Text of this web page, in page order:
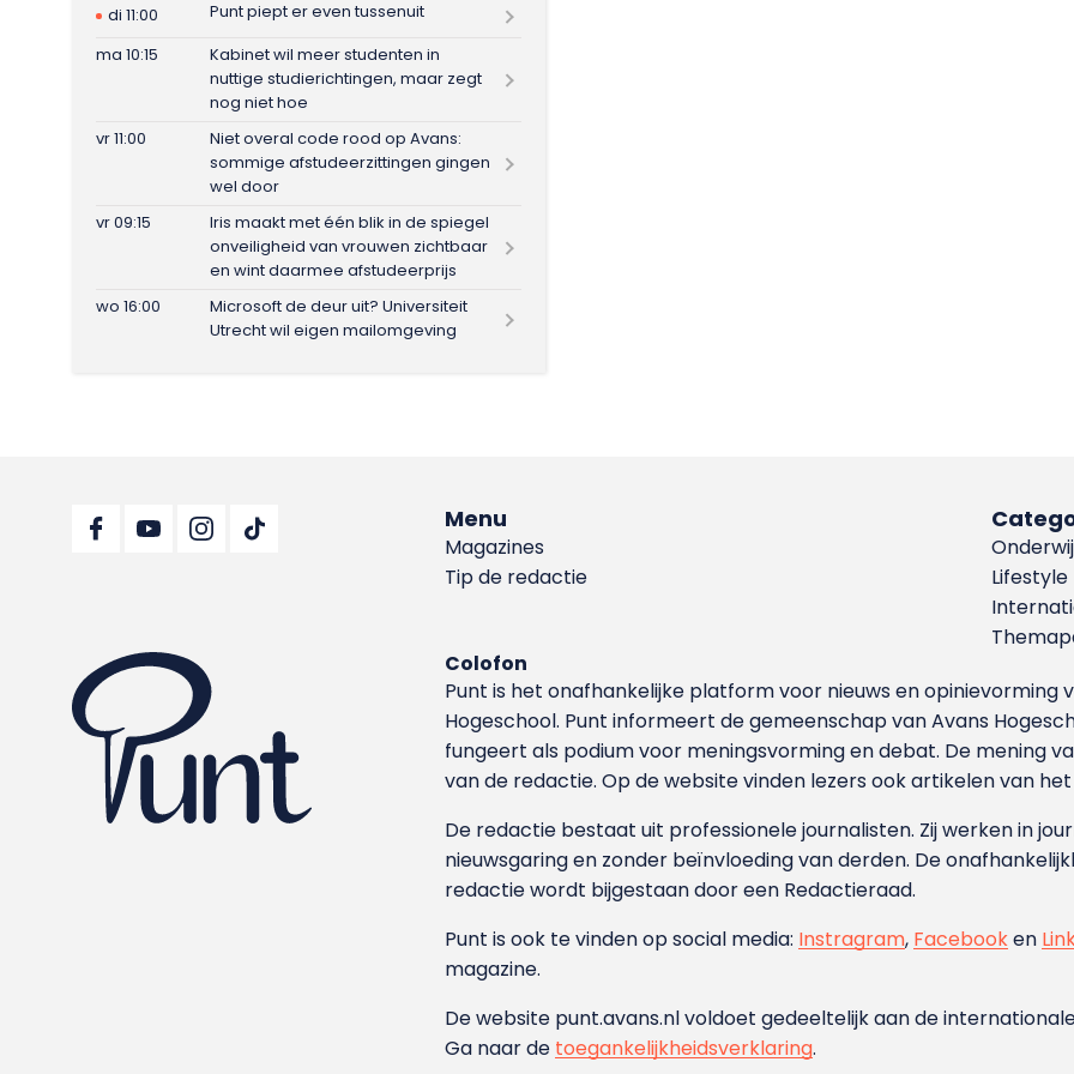
di 11:00
Punt piept er even tussenuit
ma 10:15
Kabinet wil meer studenten in
nuttige studierichtingen, maar zegt
nog niet hoe
vr 11:00
Niet overal code rood op Avans:
sommige afstudeerzittingen gingen
wel door
vr 09:15
Iris maakt met één blik in de spiegel
onveiligheid van vrouwen zichtbaar
en wint daarmee afstudeerprijs
wo 16:00
Microsoft de deur uit? Universiteit
Utrecht wil eigen mailomgeving
Menu
Magazines
Tip de redactie
Lifestyle
Colofon
Punt is het onafhankelijke platform voor nieuws en opinievorming
Hoge­school. Punt informeert de gemeenschap van Avans
fungeert als podium voor meningsvorming en debat. De mening
van de redactie. Op de website vinden lezers ook artikelen van het
De redactie bestaat uit professionele journalisten. Zij werken in
nieuwsgaring en zonder beïnvloeding van derden. De
redactie wordt bijgestaan door een Redactieraad.
Punt is ook te vinden op social media: Instragram, Facebooken
magazine.
De website punt.avans.nl voldoet gedeeltelijk aan de
Ga naar de toegankelijkheidsverklaring.